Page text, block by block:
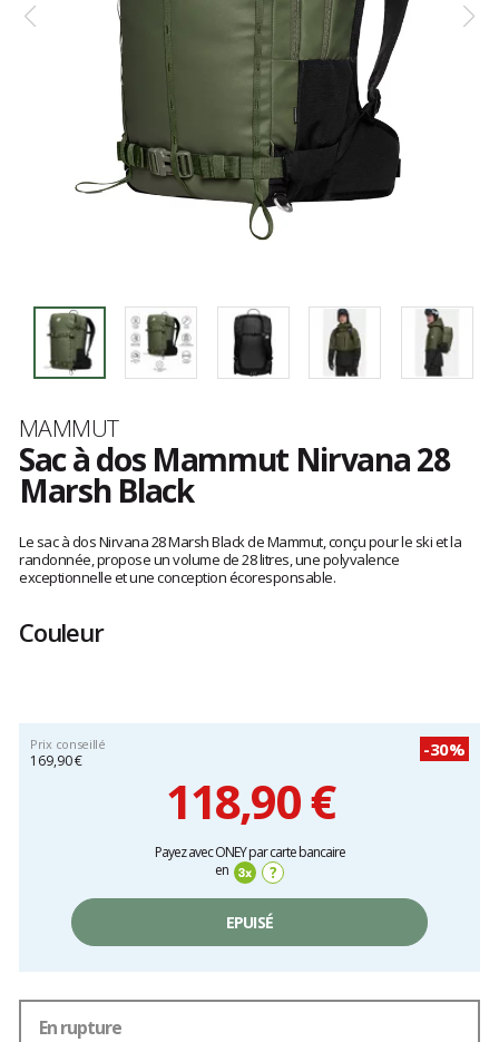
Marque
MAMMUT
Sac à dos Mammut Nirvana 28
Marsh Black
avis
clients
Le sac à dos Nirvana 28 Marsh Black de Mammut, conçu pour le ski et la
randonnée, propose un volume de 28 litres, une polyvalence
exceptionnelle et une conception écoresponsable.
Couleur
Prix conseillé
169,90 €
-30%
118,90 €
Payez avec ONEY par carte bancaire
en
?
EPUISÉ
En rupture